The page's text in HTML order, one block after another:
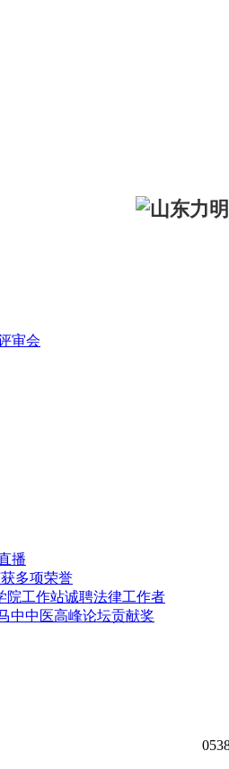
审会
播
多项荣誉
院工作站诚聘法律工作者
中中医高峰论坛贡献奖